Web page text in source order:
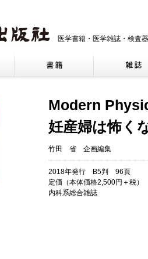
医学書籍・医学雑誌・検査
Modern
妊産婦は怖く
竹田 省 企画編集
2018年発行 B5判 96頁
定価（本体価格2,500円＋税）
内科系総合雑誌